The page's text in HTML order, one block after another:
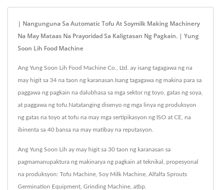
MACHINE CO., LTD.
| Nangunguna Sa Automatic Tofu At Soymilk Making Machinery
Na May Mataas Na Prayoridad Sa Kaligtasan Ng Pagkain. | Yung
Soon Lih Food Machine
Ang Yung Soon Lih Food Machine Co., Ltd. ay isang tagagawa ng na
may higit sa 34 na taon ng karanasan.Isang tagagawa ng makina para sa
paggawa ng pagkain na dalubhasa sa mga sektor ng toyo, gatas ng soya,
at paggawa ng tofu.Natatanging disenyo ng mga linya ng produksyon
ng gatas na toyo at tofu na may mga sertipikasyon ng ISO at CE, na
ibinenta sa 40 bansa na may matibay na reputasyon.
Ang Yung Soon Lih ay may higit sa 30 taon ng karanasan sa
pagmamanupaktura ng makinarya ng pagkain at teknikal, propesyonal
na produksyon: Tofu Machine, Soy Milk Machine, Alfalfa Sprouts
Germination Equipment, Grinding Machine, atbp.